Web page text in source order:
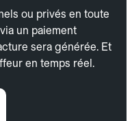
ou privés en toute
un paiement
sera générée. Et
en temps réel.